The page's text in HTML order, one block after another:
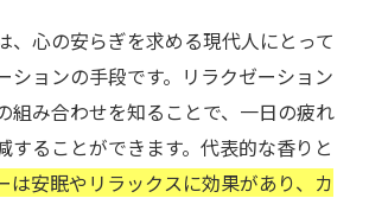
、心の安らぎを求める現代人にとって
ションの手段です。リラクゼーション
組み合わせを知ることで、一日の疲れ
することができます。代表的な香りと
は安眠やリラックスに効果があり、カ